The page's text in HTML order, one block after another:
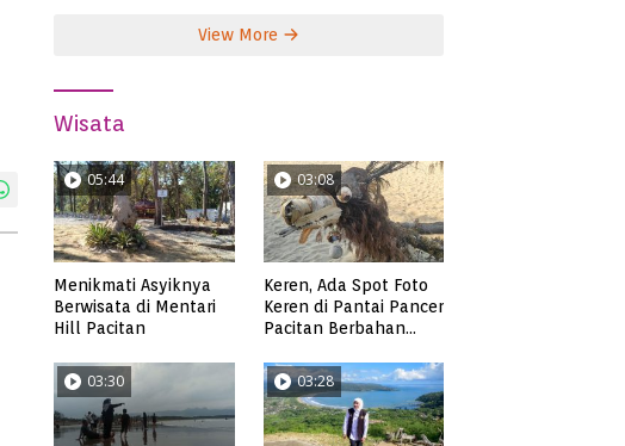
View More
Wisata
05:44
Menikmati Asyiknya
Berwisata di Mentari
Hill Pacitan
03:08
Keren, Ada Spot Foto
Keren di Pantai Pancer
Pacitan Berbahan
03:30 03:28